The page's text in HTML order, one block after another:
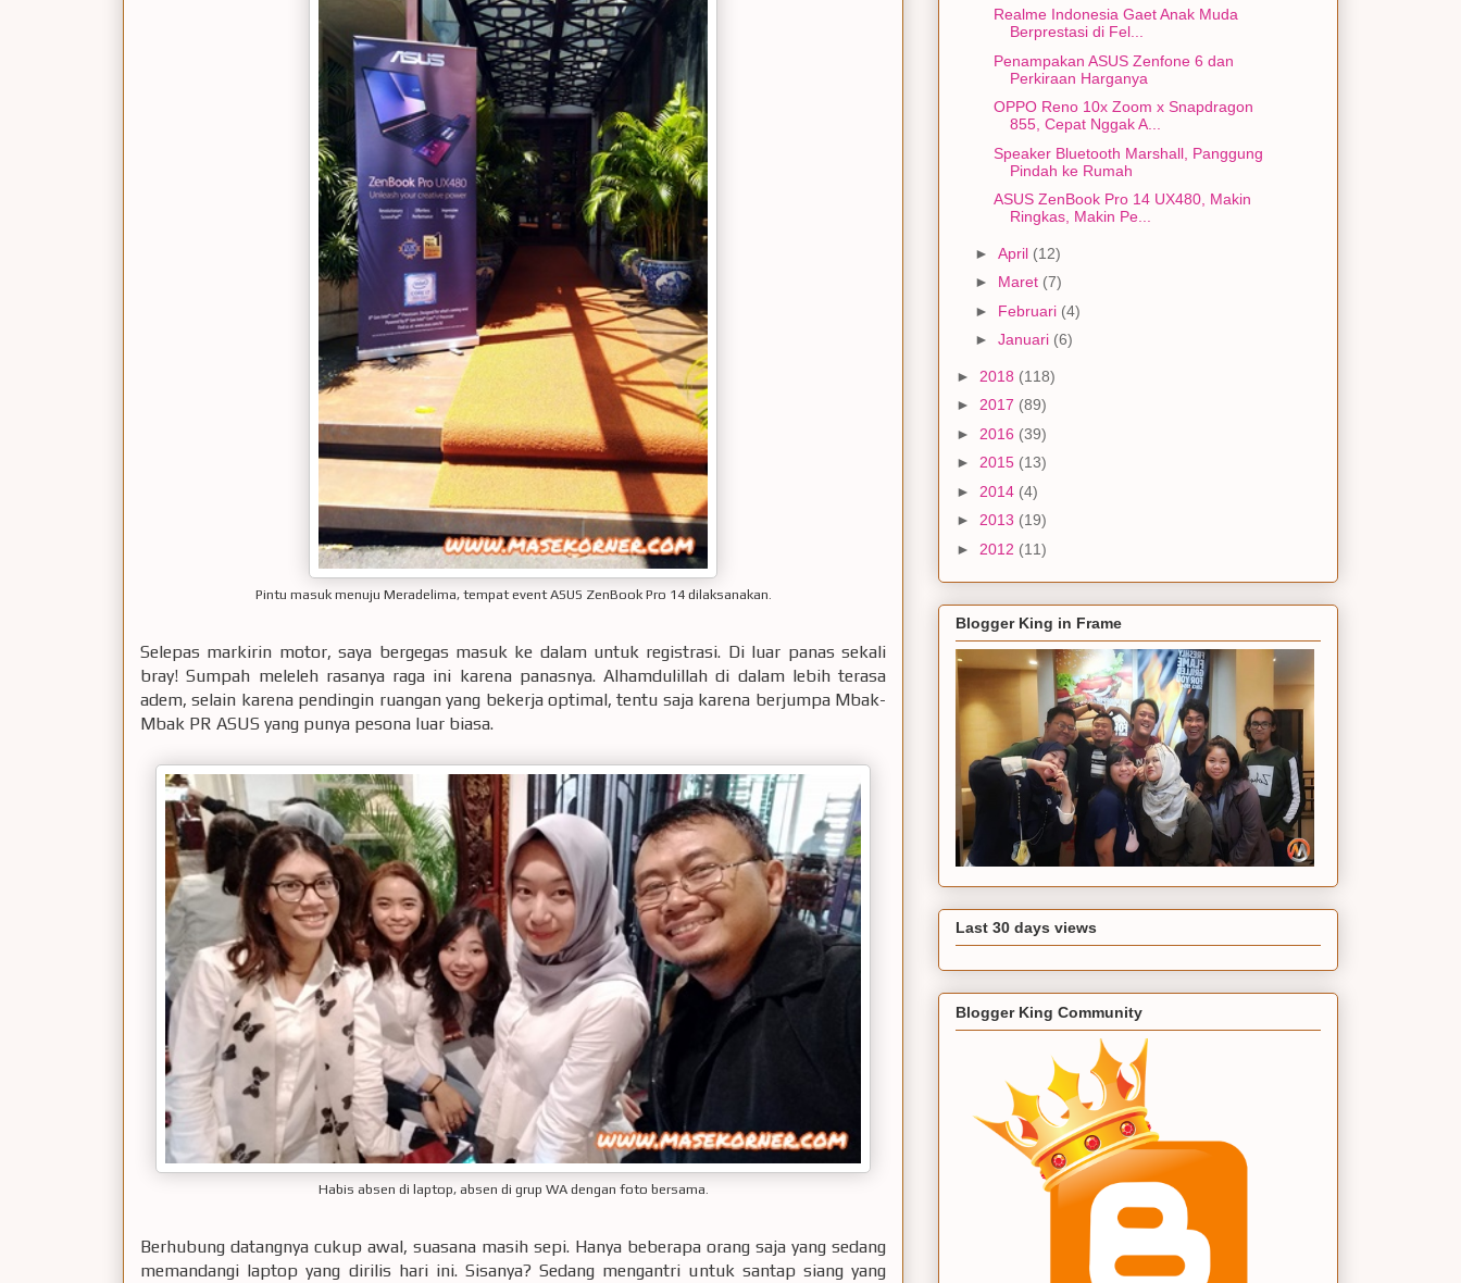
Pintu masuk menuju Meradelima, tempat event ASUS ZenBook Pro 14 dilaksanakan.
Selepas markirin motor, saya bergegas masuk ke dalam untuk registrasi. Di luar panas sekali
bray! Sumpah meleleh rasanya raga ini karena panasnya. Alhamdulillah di dalam lebih terasa
adem, selain karena pendingin ruangan yang bekerja optimal, tentu saja karena berjumpa Mbak-
Mbak PR ASUS yang punya pesona luar biasa.
Habis absen di laptop, absen di grup WA dengan foto bersama.
Berhubung datangnya cukup awal, suasana masih sepi. Hanya beberapa orang saja yang sedang
memandangi laptop yang dirilis hari ini. Sisanya? Sedang mengantri untuk santap siang yang
Realme Indonesia Gaet Anak Muda
Berprestasi di Fel...
Penampakan ASUS Zenfone 6 dan
Perkiraan Harganya
OPPO Reno 10x Zoom x Snapdragon
855, Cepat Nggak A...
Speaker Bluetooth Marshall, Panggung
Pindah ke Rumah
ASUS ZenBook Pro 14 UX480, Makin
Ringkas, Makin Pe...
► April (12)
► Maret (7)
► Februari (4)
► Januari (6)
► 2018 (118)
► 2017 (89)
► 2016 (39)
► 2015 (13)
► 2014 (4)
► 2013 (19)
► 2012 (11)
Blogger King in Frame
Last 30 days views
Blogger King Community